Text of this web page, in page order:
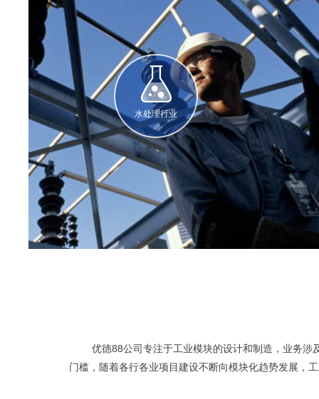
水处理行业
 优德88公司专注于工业模块的设计和制造
门槛，随着各行各业项目建设不断向模块化趋势发展，